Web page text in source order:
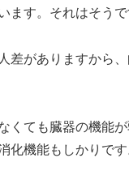
ます。それはそうで
差がありますから
くても臓器の機能
化機能もしかりです